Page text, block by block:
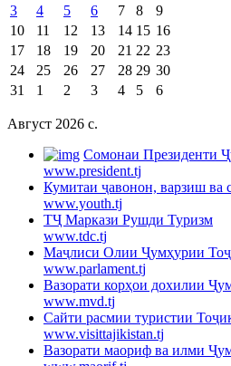
3
4 5 6 7 8
9
10
11 12 13 14 15 16
17
18 19 20 21 22 23
24
25 26 27 28 29 30
31
1 2 3 4 5 6
Август 2026 c.
Cомонаи Президенти
www.president.tj
Кумитаи ҷавонон, варзиш ва
www.youth.tj
ТҶ Маркази Рушди Туризм
www.tdc.tj
Маҷлиси Олии Ҷумҳурии
www.parlament.tj
Вазорати корҳои дохилии
www.mvd.tj
Сайти расмии туристии
www.visittajikistan.tj
Вазорати маориф ва илми